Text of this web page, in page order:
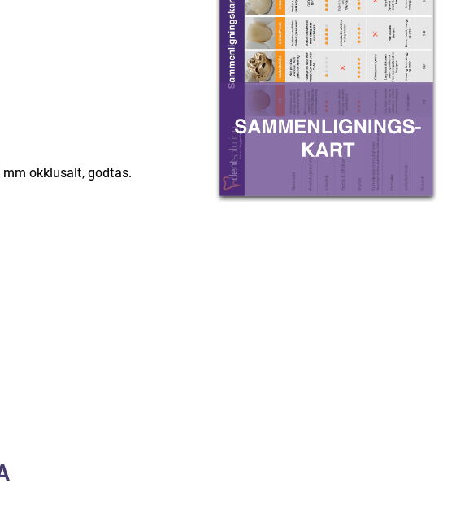
mm okklusalt, godtas.